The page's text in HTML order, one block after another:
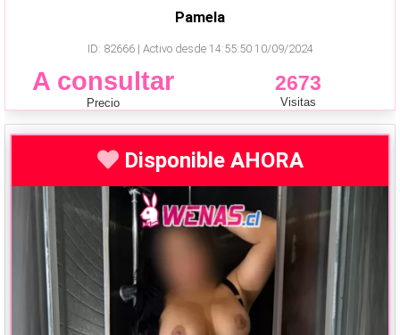
Pamela
ID: 82666 | Activo desde 14:55:50 10/09/2024
A consultar
Precio
2673
Visitas
Disponible AHORA